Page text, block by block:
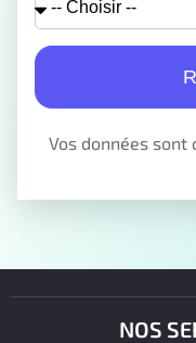
Vos données
NOS